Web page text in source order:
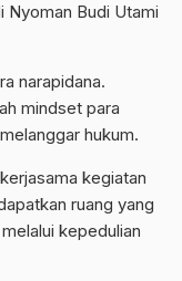
Nyoman Budi Utami
narapidana.
mindset para
hukum.
kegiatan
ruang yang
kepedulian